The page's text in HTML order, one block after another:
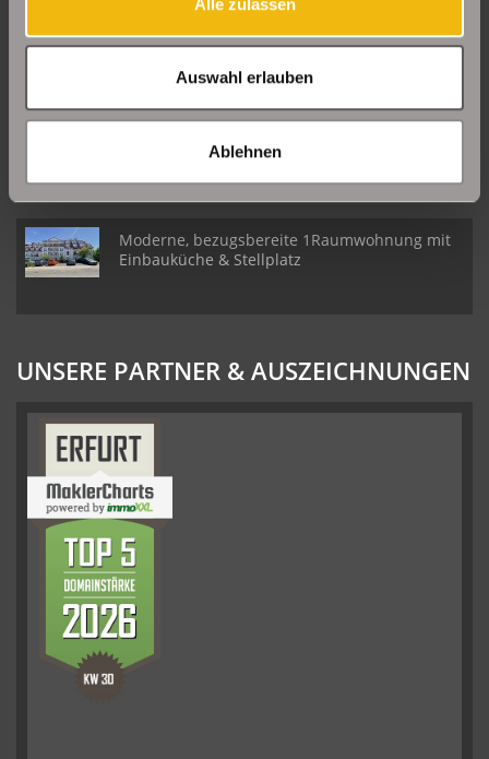
Auswahl erlauben
Ablehnen
Große Etagenwohnung mit 2 Balkonen in Erfurt
Daberstedt
Schöne Erdgeschosswohnung mit Balkon in
Erfurt Daberstedt
Moderne, bezugsbereite 1Raumwohnung mit
Einbauküche & Stellplatz
UNSERE PARTNER & AUSZEICHNUNGEN